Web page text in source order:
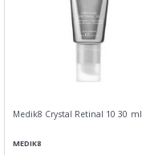
Medik8 Crystal Retinal 10 30 ml
MEDIK8